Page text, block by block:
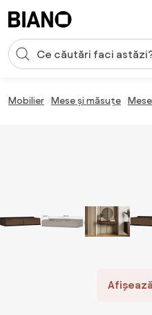
Introducerea căutării
Mobilier Mese și măsuțe